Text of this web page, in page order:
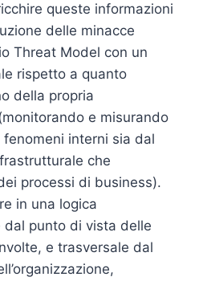
queste informazioni
delle minacce
Threat Model con un
rispetto a quanto
della propria
e misurando
interni sia dal
che
processi di business).
in una logica
dal punto di vista delle
e trasversale dal